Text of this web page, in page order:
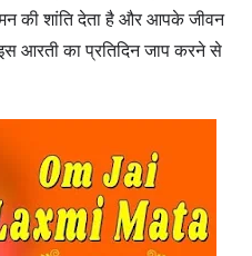
मन की शांति देता है और आपके जीवन
आरती का प्रतिदिन जाप करने से